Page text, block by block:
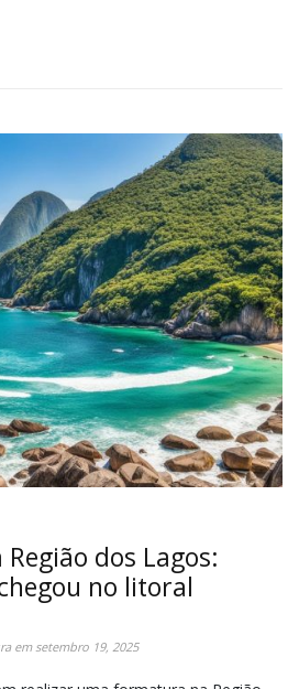
dos Lagos:
no litoral
emsetembro 19, 2025